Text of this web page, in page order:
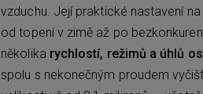
vzduchu. Její praktické nastavení
od topení v zimě až po
několika rychlostí, režimů a úhlů
spolu s nekonečným proudem